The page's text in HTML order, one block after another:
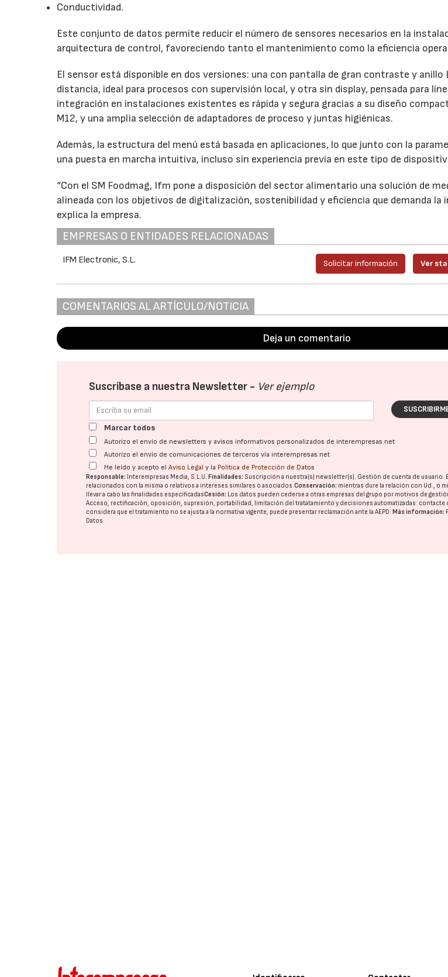
Conductividad.
Este conjunto de datos permite reducir el número de sensores necesarios en la
arquitectura de control, favoreciendo tanto el mantenimiento como la eficiencia
El sensor está disponible en dos versiones: una con pantalla de gran contraste y anillo
distancia, ideal para procesos con supervisión local, y otra sin display, pensada para
integración en instalaciones existentes es rápida y segura gracias a su diseño
M12, y una amplia selección de adaptadores de proceso y juntas higiénicas.
Además, la estructura del menú está basada en aplicaciones, lo que junto con la
una puesta en marcha intuitiva, incluso sin experiencia previa en este tipo de
“Con el SM Foodmag, Ifm pone a disposición del sector alimentario una solución de
alineada con los objetivos de digitalización, sostenibilidad y eficiencia que demanda la
explica la empresa.
EMPRESAS O ENTIDADES RELACIONADAS
IFM Electronic, S.L. Solicitar información Ver
COMENTARIOS AL ARTÍCULO/NOTICIA
Deja un comentario
Suscríbase a nuestra Newsletter - Ver ejemplo
Marcar todos
Autorizo el envío de newsletters y avisos informativos personalizados de interempresas.net
Autorizo el envío de comunicaciones de terceros vía interempresas.net
He leído y acepto elAviso Legal y la Política de Protección de Datos
Responsable: Interempresas Media, S.L.U.Finalidades: Suscripción a nuestra(s) newsletter(s). Gestión de cuenta de usuario.
relacionados con la misma o relativos a intereses similares o asociados.Conservación: mientras dure la relación con Ud., o
llevar a cabo las finalidades especificadasCesión: Los datos pueden cederse a otras empresas del grupo por motivos de
Acceso, rectificación, oposición, supresión, portabilidad, limitación del tratatamiento y decisiones automatizadas: contacte
considera que el tratamiento no se ajusta a la normativa vigente, puede presentar reclamación ante laAEPD.Más información:
Datos